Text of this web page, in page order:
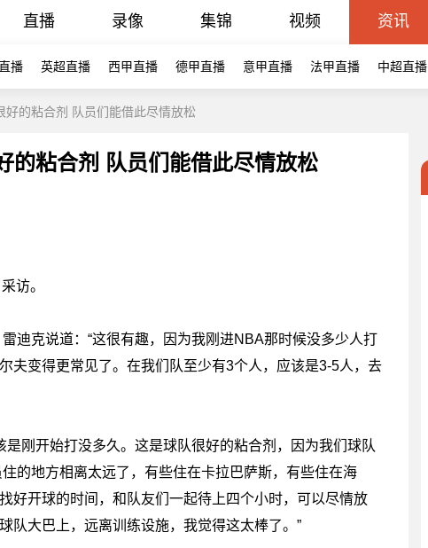
直播 录像 集锦 视频 资讯
播 英超直播 西甲直播 德甲直播 意甲直播 法甲直播 中超直播
好的粘合剂 队员们能借此尽情放松
的粘合剂 队员们能借此尽情放松
访。
迪克说道：“这很有趣，因为我刚进NBA那时候没多少人打
夫变得更常见了。在我们队至少有3个人，应该是3-5人，去
刚开始打没多久。这是球队很好的粘合剂，因为我们球队
的地方相离太远了，有些住在卡拉巴萨斯，有些住在海
好开球的时间，和队友们一起待上四个小时，可以尽情放
队大巴上，远离训练设施，我觉得这太棒了。”